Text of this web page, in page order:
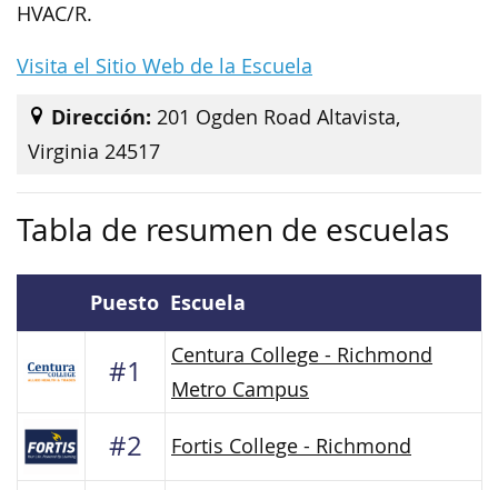
HVAC/R.
Visita el Sitio Web de la Escuela
Dirección: 201 Ogden Road Altavista,
Virginia 24517
Tabla de resumen de escuelas
Puesto Escuela
#1
Centura College - Richmond
Metro Campus
#2 Fortis College - Richmond